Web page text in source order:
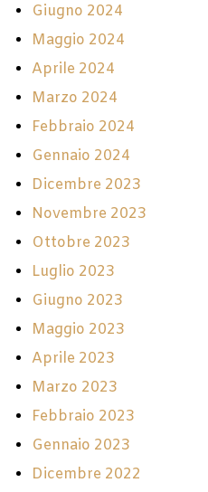
Giugno 2024
Maggio 2024
Aprile 2024
Marzo 2024
Febbraio 2024
Gennaio 2024
Dicembre 2023
Novembre 2023
Ottobre 2023
Luglio 2023
Giugno 2023
Maggio 2023
Aprile 2023
Marzo 2023
Febbraio 2023
Gennaio 2023
Dicembre 2022